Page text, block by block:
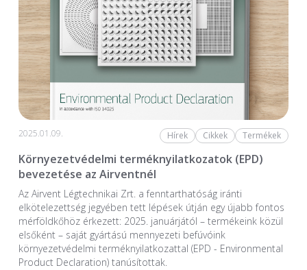
2025.01.09. Hírek Cikkek Termékek
Környezetvédelmi terméknyilatkozatok (EPD)
bevezetése az Airventnél
Az Airvent Légtechnikai Zrt. a fenntarthatóság iránti
elkötelezettség jegyében tett lépések útján egy újabb fontos
mérföldkőhöz érkezett: 2025. januárjától – termékeink közül
elsőként – saját gyártású mennyezeti befúvóink
környezetvédelmi terméknyilatkozattal (EPD - Environmental
Product Declaration) tanúsítottak.